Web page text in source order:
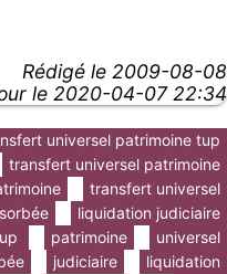
Rédigé le 2009-08-08
le 2020-04-07 22:34
universel patrimoine tup
transfert universel patrimoine
transfert universel
liquidation judiciaire
universel
patrimoine
liquidation
judiciaire